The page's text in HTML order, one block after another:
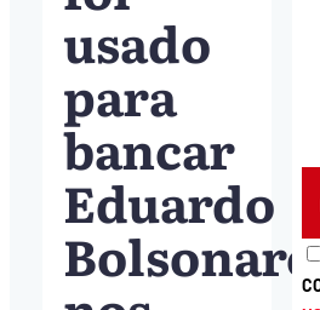
usado
para
bancar
Eduardo
Bolsonaro